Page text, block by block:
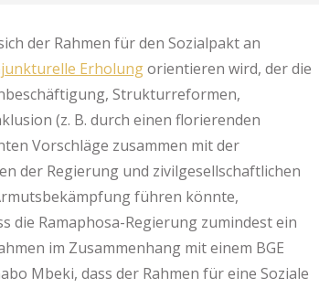
der Rahmen für den Sozialpakt an
Erholungorientieren wird, der die
Strukturreformen,
(z. B. durch einen florierenden
Vorschläge zusammen mit der
der Regierung und zivilgesellschaftlichen
führen könnte,
die Ramaphosa-Regierung zumindest ein
im Zusammenhang mit einem BGE
Mbeki, dass der Rahmen für eine Soziale